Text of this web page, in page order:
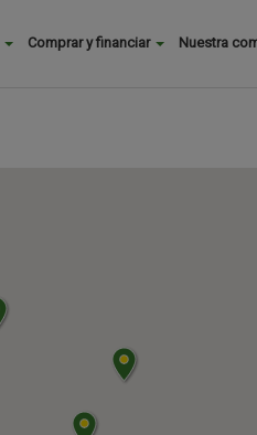
Buscar
Comprar y financiar Nuestra